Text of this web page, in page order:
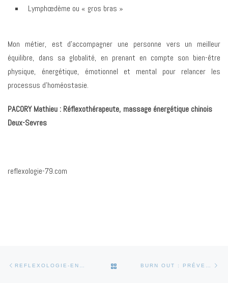
Lymphœdème ou « gros bras »
Mon métier, est d’accompagner une personne vers un meilleur
équilibre, dans sa globalité, en prenant en compte son bien-être
physique, énergétique, émotionnel et mental pour relancer les
processus d’homéostasie.
PACORY Mathieu : Réflexothérapeute, massage énergétique chinois
Deux-Sevres
reflexologie-79.com
RETOUR À LA LISTE DES